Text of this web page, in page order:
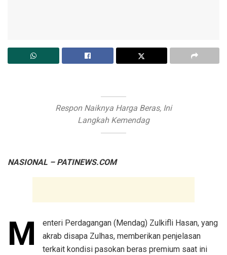
Respon Naiknya Harga Beras, Ini
Langkah Kemendag
NASIONAL – PATINEWS.COM
M
enteri Perdagangan (Mendag) Zulkifli Hasan, yang
akrab disapa Zulhas, memberikan penjelasan
terkait kondisi pasokan beras premium saat ini